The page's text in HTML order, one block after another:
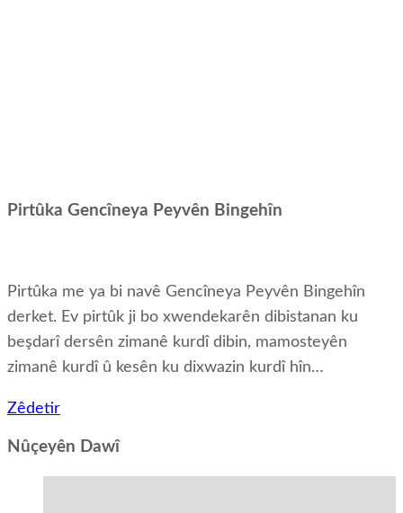
Pirtûka Gencîneya Peyvên Bingehîn
Pirtûka me ya bi navê Gencîneya Peyvên Bingehîn
derket. Ev pirtûk ji bo xwendekarên dibistanan ku
beşdarî dersên zimanê kurdî dibin, mamosteyên
zimanê kurdî û kesên ku dixwazin kurdî hîn…
Zêdetir
Nûçeyên Dawî